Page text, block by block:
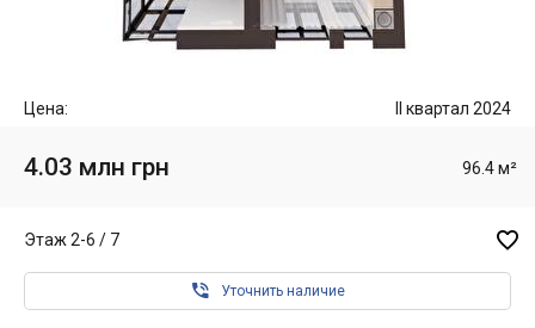
Цена: II квартал 2024
4.03 млн грн 96.4 м²
Этаж 2-6 / 7 
 Уточнить наличие